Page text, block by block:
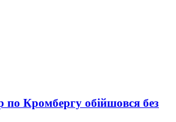
Кромбергу обійшовся без